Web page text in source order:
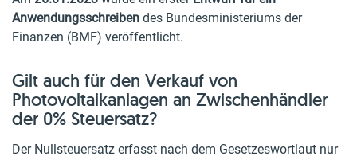
Anwendungsschreiben des Bundesministeriums der
Finanzen (BMF) veröffentlicht.
Gilt auch für den Verkauf von
Photovoltaikanlagen an Zwischenhändler
der 0% Steuersatz?
Der Nullsteuersatz erfasst nach dem Gesetzeswortlaut nur